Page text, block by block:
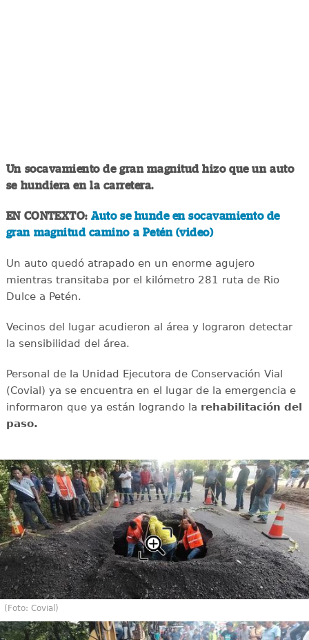
Un socavamiento de gran magnitud hizo que un auto
se hundiera en la carretera.
EN CONTEXTO: Auto se hunde en socavamiento de
gran magnitud camino a Petén (video)
Un auto quedó atrapado en un enorme agujero
mientras transitaba por el kilómetro 281 ruta de Rio
Dulce a Petén.
Vecinos del lugar acudieron al área y lograron detectar
la sensibilidad del área.
Personal de la Unidad Ejecutora de Conservación Vial
(Covial) ya se encuentra en el lugar de la emergencia e
informaron que ya están logrando la rehabilitación del
paso.
(Foto: Covial)